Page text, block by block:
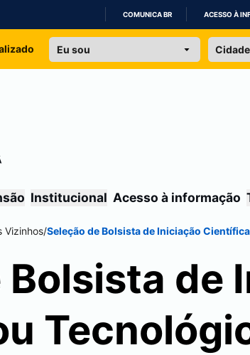
IR
COMUNICA BR ACESSO À
Institucional Acesso à informação
Vizinhos/Seleção de Bolsista de Iniciação
Bolsista de